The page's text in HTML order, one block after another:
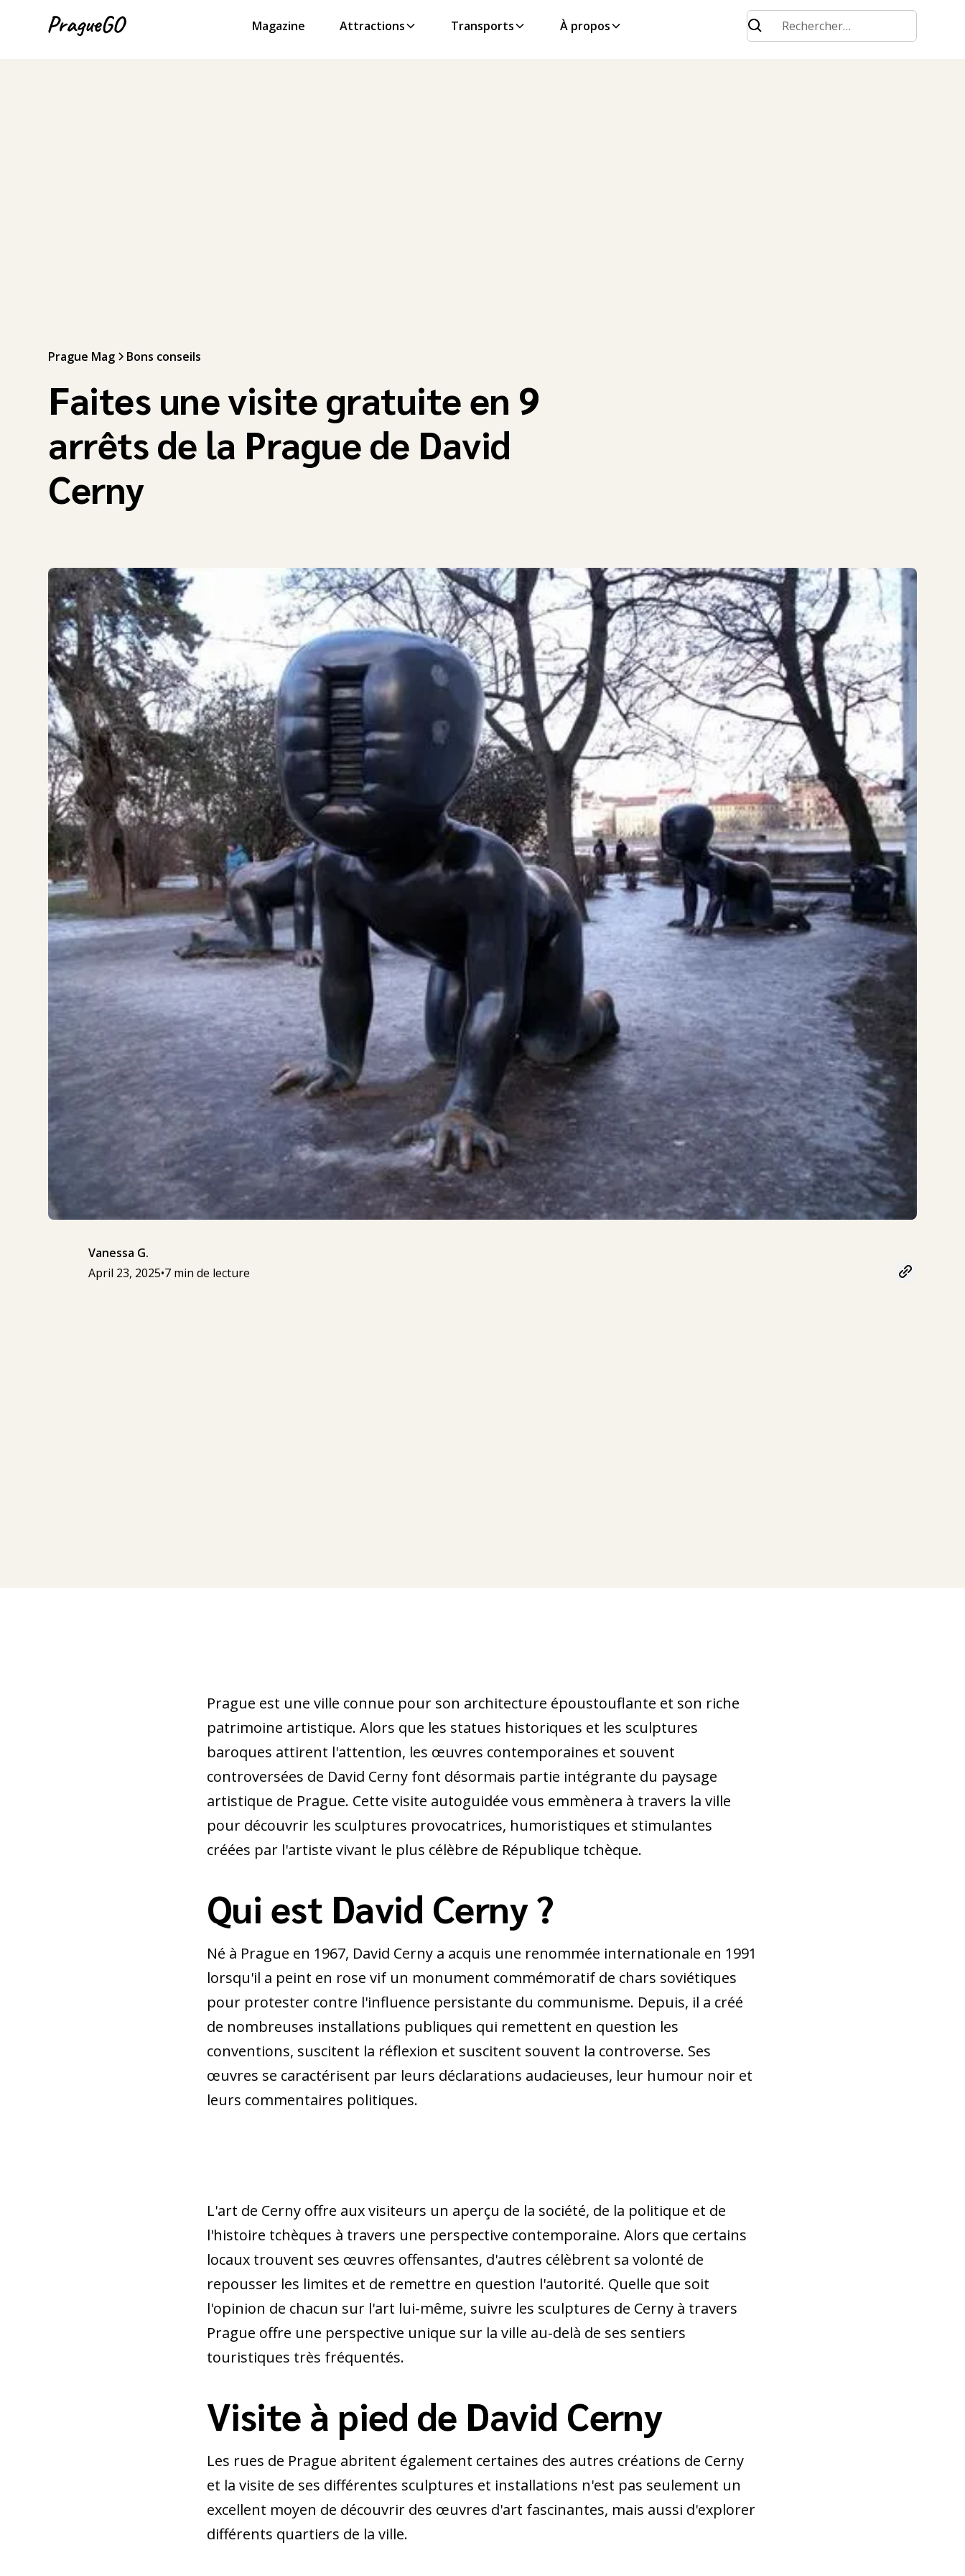
Magazine Attractions Transports À propos
Prague Mag Bons conseils
Faites une visite gratuite en 9
arrêts de la Prague de David
Cerny
Vanessa G.
April 23, 2025•7 min de lecture
Prague est une ville connue pour son architecture époustouflante et son riche
patrimoine artistique. Alors que les statues historiques et les sculptures
baroques attirent l'attention, les œuvres contemporaines et souvent
controversées de David Cerny font désormais partie intégrante du paysage
artistique de Prague. Cette visite autoguidée vous emmènera à travers la ville
pour découvrir les sculptures provocatrices, humoristiques et stimulantes
créées par l'artiste vivant le plus célèbre de République tchèque.
Qui est David Cerny ?
Né à Prague en 1967, David Cerny a acquis une renommée internationale en 1991
lorsqu'il a peint en rose vif un monument commémoratif de chars soviétiques
pour protester contre l'influence persistante du communisme. Depuis, il a créé
de nombreuses installations publiques qui remettent en question les
conventions, suscitent la réflexion et suscitent souvent la controverse. Ses
œuvres se caractérisent par leurs déclarations audacieuses, leur humour noir et
leurs commentaires politiques.
L'art de Cerny offre aux visiteurs un aperçu de la société, de la politique et de
l'histoire tchèques à travers une perspective contemporaine. Alors que certains
locaux trouvent ses œuvres offensantes, d'autres célèbrent sa volonté de
repousser les limites et de remettre en question l'autorité. Quelle que soit
l'opinion de chacun sur l'art lui-même, suivre les sculptures de Cerny à travers
Prague offre une perspective unique sur la ville au-delà de ses sentiers
touristiques très fréquentés.
Visite à pied de David Cerny
Les rues de Prague abritent également certaines des autres créations de Cerny
et la visite de ses différentes sculptures et installations n'est pas seulement un
excellent moyen de découvrir des œuvres d'art fascinantes, mais aussi d'explorer
différents quartiers de la ville.